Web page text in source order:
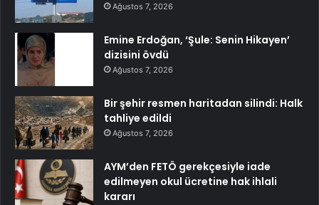
Ağustos 7, 2026
Emine Erdoğan, ‘Şule: Senin Hikayen’
dizisini övdü
Ağustos 7, 2026
Bir şehir resmen haritadan silindi: Halk
tahliye edildi
Ağustos 7, 2026
AYM’den FETÖ gerekçesiyle iade
edilmeyen okul ücretine hak ihlali
kararı